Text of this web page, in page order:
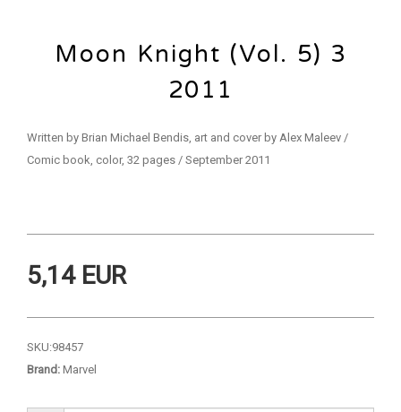
Moon Knight (Vol. 5) 3
2011
Written by Brian Michael Bendis, art and cover by Alex Maleev /
Comic book, color, 32 pages / September 2011
5,14 EUR
SKU:98457
Brand: Marvel